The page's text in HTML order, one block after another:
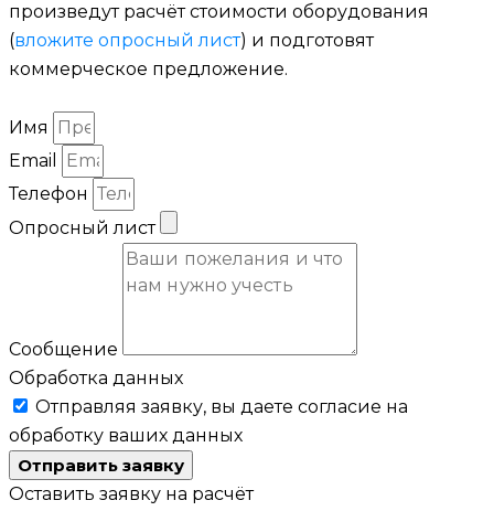
произведут расчёт стоимости оборудования
(вложите опросный лист) и подготовят
коммерческое предложение.
Имя
Email
Телефон
Опросный лист
Сообщение
Обработка данных
Отправляя заявку, вы даете согласие на
обработку ваших данных
Отправить заявку
Оставить заявку на расчёт